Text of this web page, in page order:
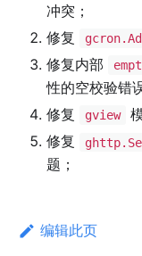
冲突；
修复
修复内部
性的空校验错
修复
gview
修复
题；
编辑此页